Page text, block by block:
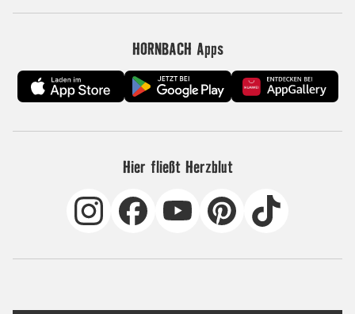
HORNBACH Apps
Hier fließt Herzblut